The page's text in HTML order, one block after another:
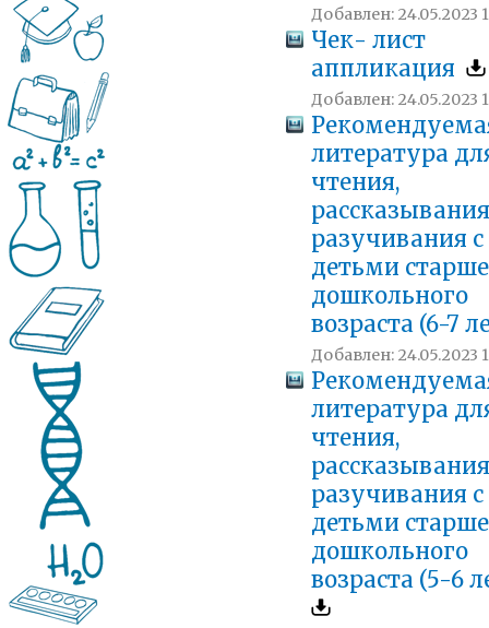
Добавлен: 24.05.2023
Чек- лист
аппликация
Добавлен: 24.05.2023
литература
чтения,
разучивания с
детьми
дошкольного
возраста (6-7
Добавлен: 24.05.2023
литература
чтения,
разучивания с
детьми
дошкольного
возраста (5-6